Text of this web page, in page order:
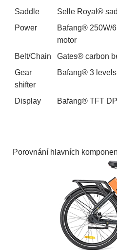
Saddle
Selle Royal®
Power
Bafang® 250W/
motor
Belt/Chain
Gates® carbon
Gear
shifter
Bafang® 3
Display Bafang® TFT
Porovnání hlavních